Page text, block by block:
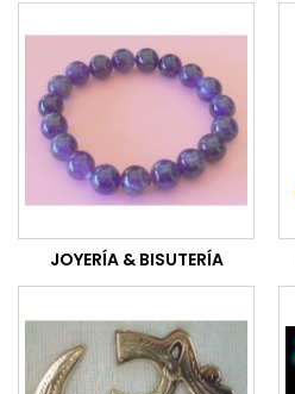
JOYERÍA & BISUTERÍA